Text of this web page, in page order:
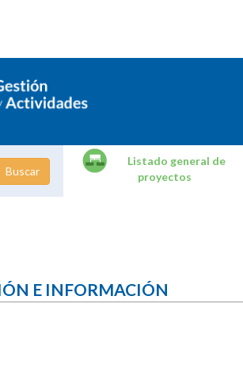
Listado general de
proyectos
E INFORMACIÓN